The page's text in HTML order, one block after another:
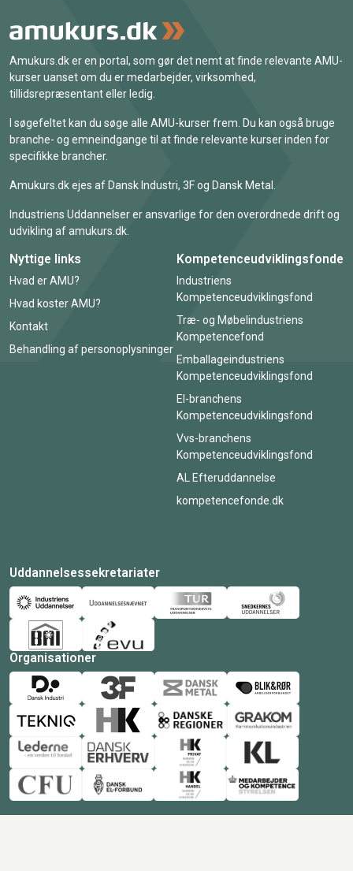
Amukurs.dk er en portal, som gør det nemt at finde relevante AMU-
kurser uanset om du er medarbejder, virksomhed,
tillidsrepræsentant eller ledig.
I søgefeltet kan du søge alle AMU-kurser frem. Du kan også bruge
branche- og emneindgange til at finde relevante kurser inden for
specifikke brancher.
Amukurs.dk ejes af Dansk Industri, 3F og Dansk Metal.
Industriens Uddannelser er ansvarlige for den overordnede drift og
udvikling af amukurs.dk.
Nyttige links
Hvad er AMU?
Hvad koster AMU?
Kontakt
Behandling af personoplysninger
Kompetenceudviklingsfonde
Industriens
Kompetenceudviklingsfond
Træ- og Møbelindustriens
Kompetencefond
Emballageindustriens
Kompetenceudviklingsfond
El-branchens
Kompetenceudviklingsfond
Vvs-branchens
Kompetenceudviklingsfond
AL Efteruddannelse
kompetencefonde.dk
Uddannelsessekretariater
Organisationer